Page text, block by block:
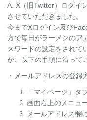
A. X（旧Twitter）ログイ
させていただきました。
今までXログイン及び
方で毎日がラーメンのア
スワードの設定をされて
が、以下の手順に沿って
・メールアドレスの登録
「マイページ」タ
画面右上のメニュ
メールアドレス欄